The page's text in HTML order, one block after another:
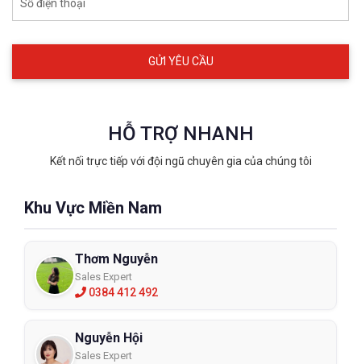
Số điện thoại
HỖ TRỢ NHANH
Kết nối trực tiếp với đội ngũ chuyên gia của chúng tôi
Khu Vực Miền Nam
Thơm Nguyễn
Sales Expert
0384 412 492
Nguyễn Hội
Sales Expert